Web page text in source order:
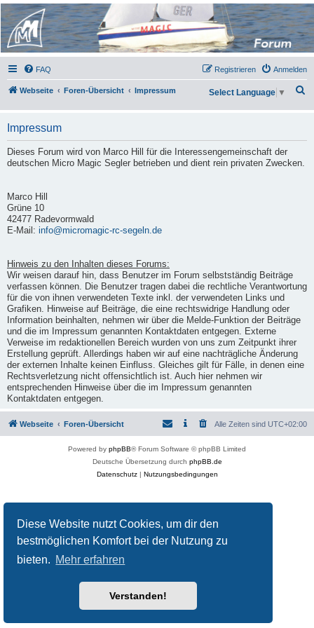
Diese Website nutzt Cookies, um dir den
bestmöglichen Komfort bei der Nutzung zu
bieten. Mehr erfahren
Verstanden!
Micro Magic Forum
Deutschland
FAQ Anmelden
Registrieren
Webseite Foren-Übersicht Impressum
h
Select Language ▼
Impressum
Dieses Forum wird von Marco Hill für die Interessengemeinschaft der
deutschen Micro Magic Segler betrieben und dient rein privaten Zwecken.
Marco Hill
Grüne 10
42477 Radevormwald
E-Mail: info@micromagic-rc-segeln.de
Hinweis zu den Inhalten dieses Forums:
Wir weisen darauf hin, dass Benutzer im Forum selbstständig Beiträge
verfassen können. Die Benutzer tragen dabei die rechtliche Verantwortung
für die von ihnen verwendeten Texte inkl. der verwendeten Links und
Grafiken. Hinweise auf Beiträge, die eine rechtswidrige Handlung oder
Information beinhalten, nehmen wir über die Melde-Funktion der Beiträge
und die im Impressum genannten Kontaktdaten entgegen. Externe
Verweise im redaktionellen Bereich wurden von uns zum Zeitpunkt ihrer
Erstellung geprüft. Allerdings haben wir auf eine nachträgliche Änderung
der externen Inhalte keinen Einfluss. Gleiches gilt für Fälle, in denen eine
Rechtsverletzung nicht offensichtlich ist. Auch hier nehmen wir
entsprechenden Hinweise über die im Impressum genannten
Kontaktdaten entgegen.
Webseite Foren-Übersicht Alle Zeiten sind UTC+02:00
Powered by phpBB® Forum Software © phpBB Limited
Deutsche Übersetzung durch phpBB.de
Datenschutz| Nutzungsbedingungen